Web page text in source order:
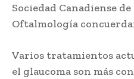
Sociedad Canadiense de
Oftalmología
Varios tratamientos
el glaucoma son más